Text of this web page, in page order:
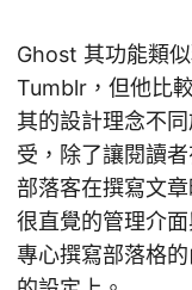
Ghost 其功能類
Tumblr，但他比
其的設計理念不
受，除了讓閱讀
部落客在撰寫文
很直覺的管理介
專心撰寫部落格